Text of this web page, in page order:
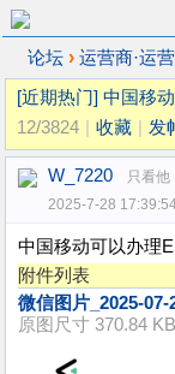
论坛 › 运营商·运
[近期热门] 中国移
12/3824
收藏 发
W_7220
只看他
2025-7-28
中国移动可以办理
附件列表
微信图片_2025-
原图尺寸 370.84